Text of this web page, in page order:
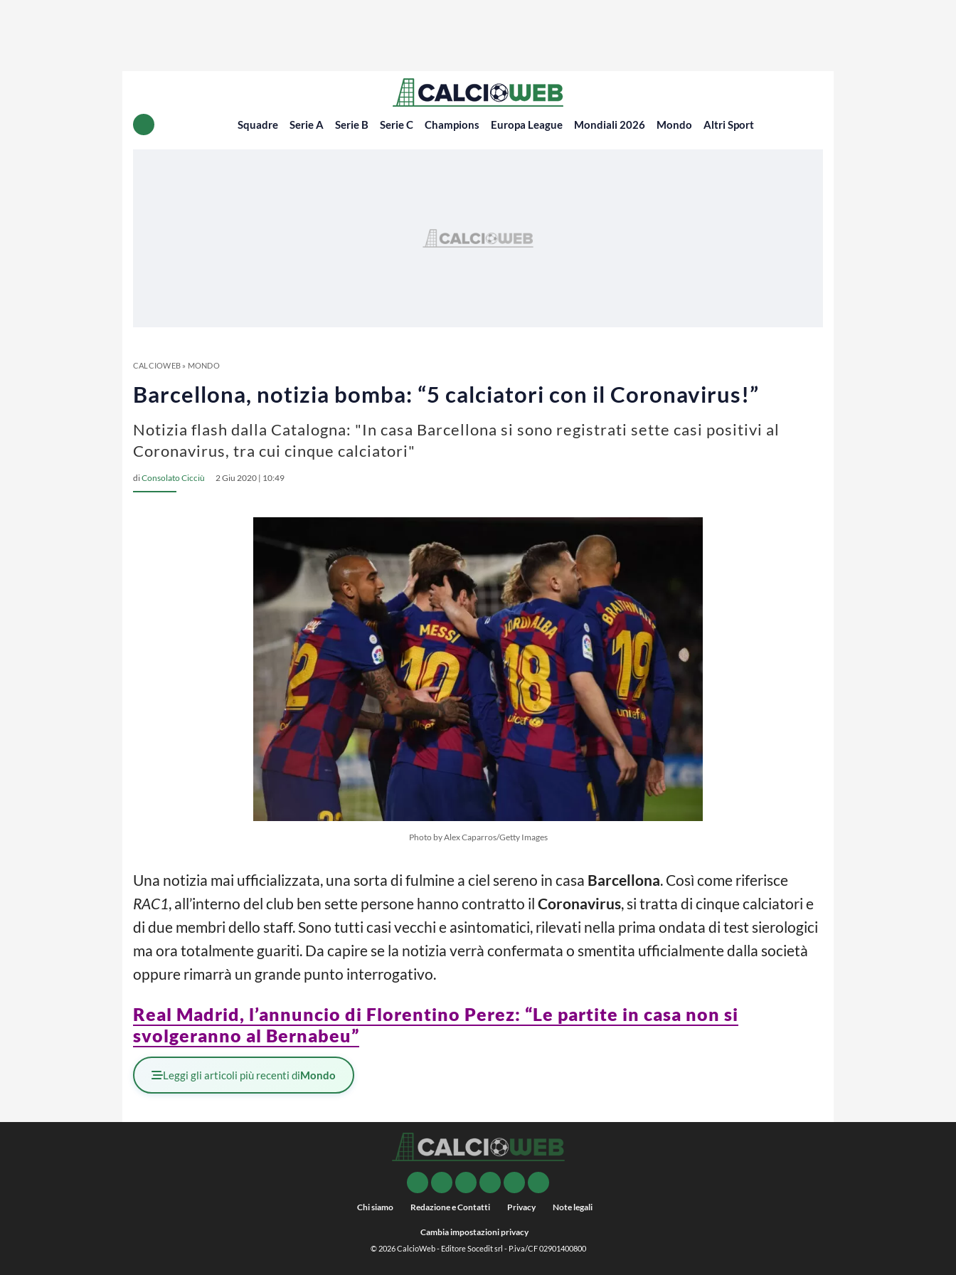
Squadre Serie A Serie B Serie C Champions Europa League Mondiali 2026 Mondo Altri Sport
CALCIOWEB» MONDO
Barcellona, notizia bomba: “5 calciatori con il Coronavirus!”
Notizia flash dalla Catalogna: "In casa Barcellona si sono registrati sette casi positivi al
Coronavirus, tra cui cinque calciatori"
diConsolato Cicciù 2 Giu 2020 | 10:49
Photo by Alex Caparros/Getty Images
Una notizia mai ufficializzata, una sorta di fulmine a ciel sereno in casa Barcellona. Così come riferisce
RAC1, all’interno del club ben sette persone hanno contratto il Coronavirus, si tratta di cinque calciatori e
di due membri dello staff. Sono tutti casi vecchi e asintomatici, rilevati nella prima ondata di test sierologici
ma ora totalmente guariti. Da capire se la notizia verrà confermata o smentita ufficialmente dalla società
oppure rimarrà un grande punto interrogativo.
Real Madrid, l’annuncio di Florentino Perez: “Le partite in casa non si
svolgeranno al Bernabeu”
Leggi gli articoli più recenti diMondo
Chi siamo Redazione e Contatti Privacy Note legali
Cambia impostazioni privacy
© 2026CalcioWeb- Editore Socedit srl - P.iva/CF 02901400800